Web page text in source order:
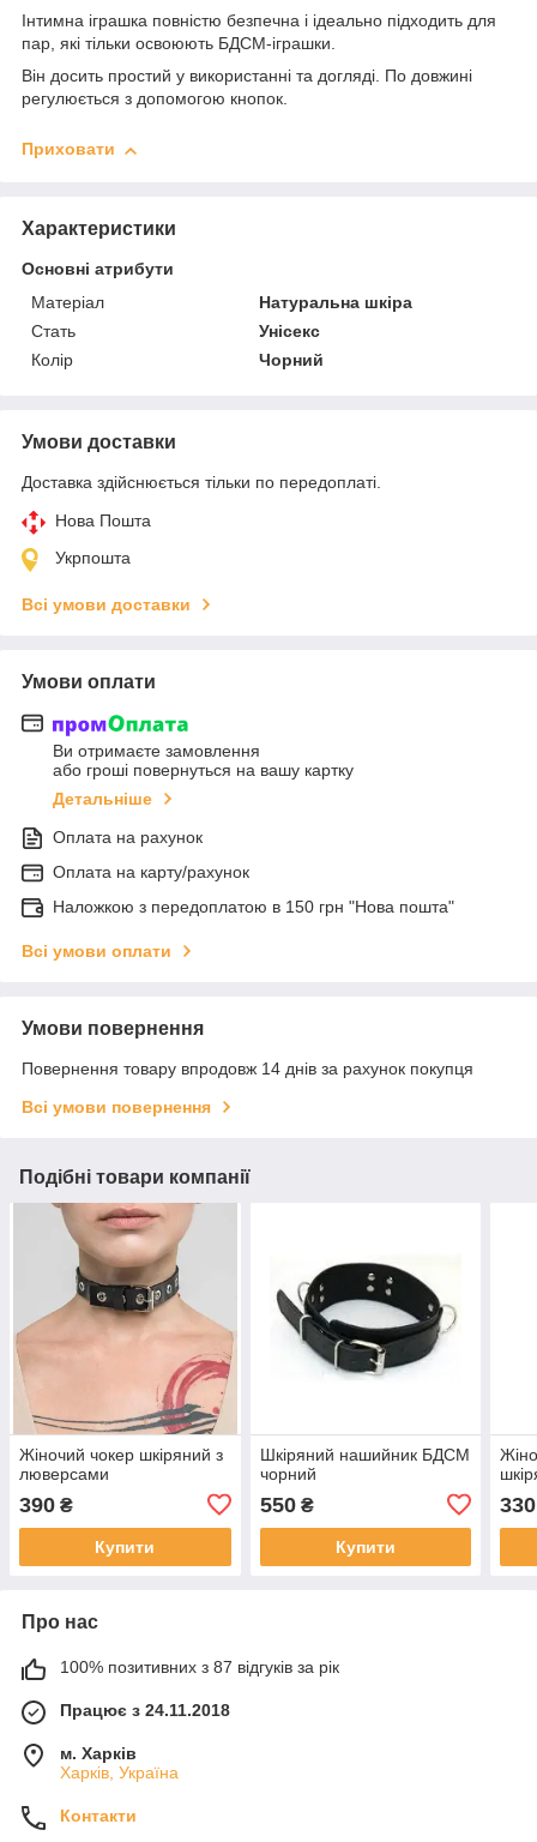
Інтимна іграшка повністю безпечна і ідеально підходить для
пар, які тільки освоюють БДСМ-іграшки.
Він досить простий у використанні та догляді. По довжині
регулюється з допомогою кнопок.
Приховати
Характеристики
Основні атрибути
Матеріал
Натуральна шкіра
Стать
Унісекс
Колір
Чорний
Умови доставки
Доставка здійснюється тільки по передоплаті.
Нова Пошта
Укрпошта
Всі умови доставки
Умови оплати
Ви отримаєте замовлення
або гроші повернуться на вашу картку
Детальніше
Оплата на рахунок
Оплата на карту/рахунок
Наложкою з передоплатою в 150 грн "Нова пошта"
Всі умови оплати
Умови повернення
Повернення товару впродовж 14 днів за рахунок покупця
Всі умови повернення
Подібні товари компанії
Жіночий чокер шкіряний з
люверсами
390 ₴
Купити
Шкіряний нашийник БДСМ
чорний
550₴
Купити
330
Про нас
100% позитивних з 87 відгуків за рік
Працює з 24.11.2018
м. Харків
Харків, Україна
Контакти